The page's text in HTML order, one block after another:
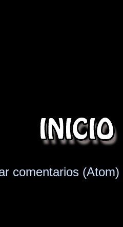
comentarios (Atom)